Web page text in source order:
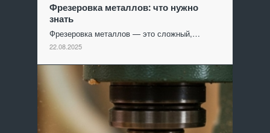
Фрезеровка металлов: что нужно
знать
Фрезеровка металлов — это сложный,…
22.08.2025